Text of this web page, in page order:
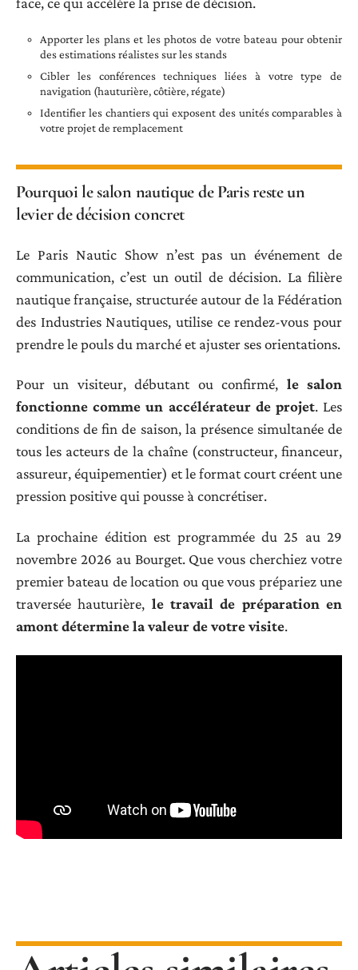
Apporter les plans et les photos de votre bateau pour obtenir
des estimations réalistes sur les stands
Cibler les conférences techniques liées à votre type de
navigation (hauturière, côtière, régate)
Identifier les chantiers qui exposent des unités comparables à
votre projet de remplacement
Pourquoi le salon nautique de Paris reste un
levier de décision concret
Le Paris Nautic Show n’est pas un événement de
communication, c’est un outil de décision. La filière
nautique française, structurée autour de la Fédération
des Industries Nautiques, utilise ce rendez-vous pour
prendre le pouls du marché et ajuster ses orientations.
Pour un visiteur, débutant ou confirmé, le salon
fonctionne comme un accélérateur de projet. Les
conditions de fin de saison, la présence simultanée de
tous les acteurs de la chaîne (constructeur, financeur,
assureur, équipementier) et le format court créent une
pression positive qui pousse à concrétiser.
La prochaine édition est programmée du 25 au 29
novembre 2026 au Bourget. Que vous cherchiez votre
premier bateau de location ou que vous prépariez une
traversée hauturière, le travail de préparation en
amont détermine la valeur de votre visite.